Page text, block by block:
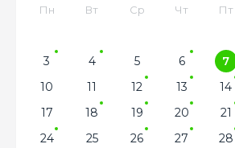
Пн Вт Ср Чт Пт
3
4 5 6 7
10
11 12 13 14
17
18 19 20 21
24
25 26 27 28